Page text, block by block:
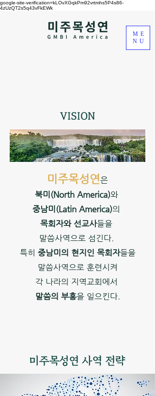
google-site-verification=kLOvXGqkPm92vrtmhs5P4s86-
4zUzQT2s5q43vFkEWk
ME
NU
미주목성연은
북미(North America)와
중남미(Latin America)의
목회자와 선교사들을
말씀사역으로 섬긴다.
특히 중남미의 현지인 목회자들을
말씀사역으로 훈련시켜
각 나라의 지역교회에서
말씀의 부흥을 일으킨다.